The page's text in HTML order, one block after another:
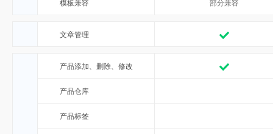
模板兼容 部分兼容
文章管理
产品添加、删除、修改
产品仓库
产品标签